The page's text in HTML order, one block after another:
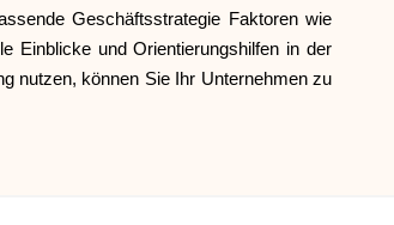
Geschäftsstrategie Faktoren wie
Einblicke und Orientierungshilfen in der
nutzen, können Sie Ihr Unternehmen zu